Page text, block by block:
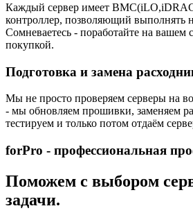
Каждый сервер имеет
контроллер, позволяющий выполнять
Сомневаетесь - поработайте на вашем
покупкой.
Подготовка и замена
Мы не просто проверяем серверы на
- мы обновляем прошивки, заменяем
тестируем и только потом отдаём
forPro - профессиональная
Поможем с выбором
задачи.